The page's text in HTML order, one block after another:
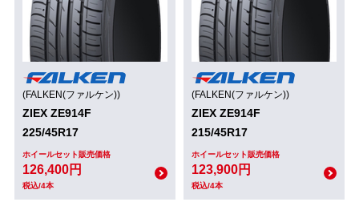
(FALKEN(ファルケン))
ZIEX ZE914F
225/45R17
ホイールセット販売価格
126,400円
税込/4本
(FALKEN(ファルケン))
ZIEX ZE914F
215/45R17
ホイールセット販売価格
123,900円
税込/4本